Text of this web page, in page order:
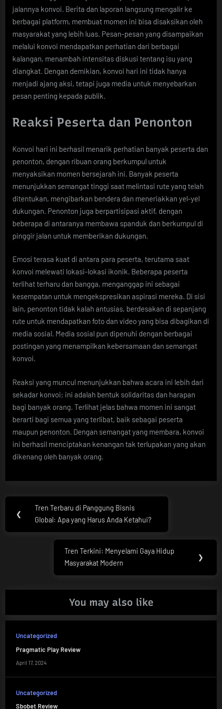
jalannya konvoi. Berita dan laporan langsung mengalir ke
berbagai platform, membuat momen ini bisa disaksikan oleh
masyarakat yang lebih luas. Pesan-pesan yang disampaikan
melalui konvoi mendapatkan perhatian dari berbagai
kalangan, menambah intensitas diskusi tentang isu yang
diangkat. Dengan demikian, konvoi hari ini tidak hanya
menjadi ajang aksi, tetapi juga media untuk menyebarkan
pesan penting kepada publik.
Reaksi Peserta dan Penonton
Konvoi hari ini berhasil menarik perhatian banyak peserta dan
penonton, dengan ribuan orang berkumpul untuk
menyaksikan momen bersejarah ini. Banyak peserta
menunjukkan semangat tinggi saat melintasi rute yang telah
ditentukan, mengibarkan bendera dan meneriakkan yel-yel
dukungan. Penonton juga berpartisipasi aktif, dengan
beberapa di antaranya membawa spanduk dan berkumpul di
pinggir jalan untuk memberikan dukungan.
Emosi terasa kuat di antara para peserta, terutama saat
konvoi melewati lokasi-lokasi ikonik. Beberapa peserta
terlihat terharu dan bangga, menganggap ini sebagai
kesempatan untuk mengekspresikan aspirasi mereka. Di sisi
lain, penonton tidak kalah antusias, berdesakan di sepanjang
rute untuk mendapatkan foto dan video yang bisa dibagikan di
media sosial. Media sosial pun dipenuhi dengan berbagai
postingan yang menampilkan kebersamaan dan semangat
konvoi.
Reaksi yang muncul menunjukkan bahwa acara ini lebih dari
sekadar konvoi; ini adalah bentuk solidaritas dan harapan
bagi banyak orang. Terlihat jelas bahwa momen ini sangat
berarti bagi semua yang terlibat, baik sebagai peserta
maupun penonton. Dengan semangat yang membara, konvoi
ini berhasil menciptakan kenangan tak terlupakan yang akan
dikenang oleh banyak orang.
Post
navigation
❮
Previous
Post:
Tren Terbaru di Panggung Bisnis
Global: Apa yang Harus Anda Ketahui?
Next
Post:
Tren Terkini: Menyelami Gaya Hidup
Masyarakat Modern
❯
You may also like
Uncategorized
Pragmatic Play Review
April 17, 2024
Uncategorized
Sbobet Review